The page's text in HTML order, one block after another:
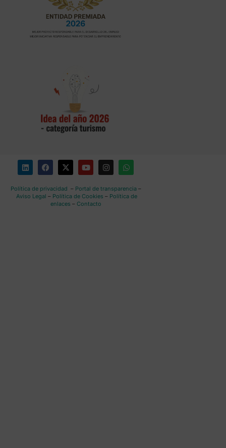
Política de privacidad – Portal de transparencia–
Aviso Legal – Política de Cookies – Política de
enlaces – Contacto